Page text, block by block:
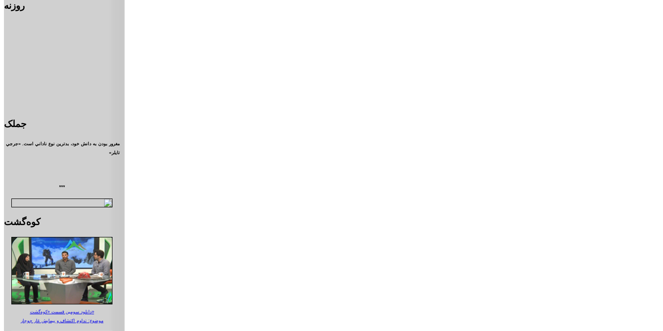
روزنه
جملک
مغرور بودن به دانش خود، بدترين نوع ناداني است. «جرجي
تايلر»
***
کوه‌گشت
دانلود سومین قسمت «کوه‌گشت»
موضوع: تداوم اکتشاف و پیمایش غار جوجار